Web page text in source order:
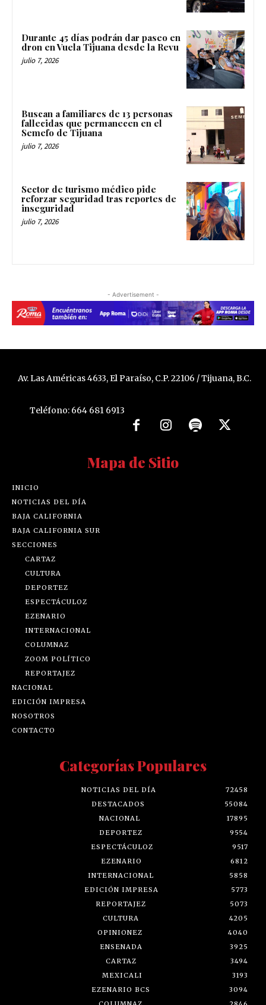
Durante 45 días podrán dar paseo en
dron en Vuela Tijuana desde la Revu
julio 7, 2026
Buscan a familiares de 13 personas
fallecidas que permanecen en el
Semefo de Tijuana
julio 7, 2026
Sector de turismo médico pide
reforzar seguridad tras reportes de
inseguridad
julio 7, 2026
- Advertisement -
Av. Las Américas 4633, El Paraíso, C.P. 22106 / Tijuana, B.C.
Teléfono: 664 681 6913
Mapa de Sitio
INICIO
NOTICIAS DEL DÍA
BAJA CALIFORNIA
BAJA CALIFORNIA SUR
SECCIONES
CARTAZ
CULTURA
DEPORTEZ
ESPECTÁCULOZ
EZENARIO
INTERNACIONAL
COLUMNAZ
ZOOM POLÍTICO
REPORTAJEZ
NACIONAL
EDICIÓN IMPRESA
NOSOTROS
CONTACTO
Categorías Populares
NOTICIAS DEL DÍA
72458
DESTACADOS
55084
NACIONAL
17895
DEPORTEZ
9554
ESPECTÁCULOZ
9517
EZENARIO
6812
INTERNACIONAL
5858
EDICIÓN IMPRESA
5773
REPORTAJEZ
5073
CULTURA
4205
OPINIONEZ
4040
ENSENADA
3925
CARTAZ
3494
MEXICALI
3193
EZENARIO BCS
3094